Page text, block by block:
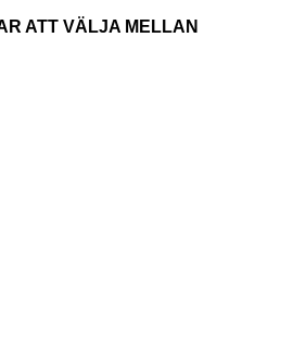
ATT VÄLJA MELLAN